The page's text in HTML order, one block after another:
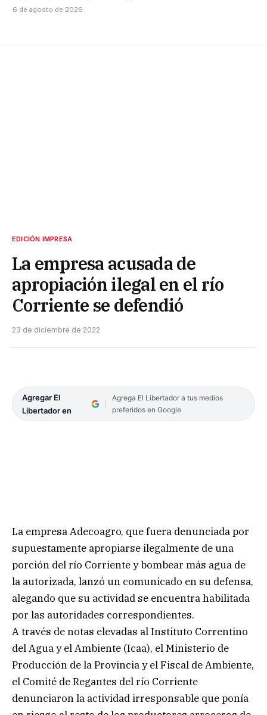
6 de agosto de 2026
EDICIÓN IMPRESA
La empresa acusada de
apropiación ilegal en el río
Corriente se defendió
23 de diciembre de 2022
Agregar El
Libertador en
Agrega El Libertador a tus medios
preferidos en Google
La empresa Adecoagro, que fuera denunciada por
supuestamente apropiarse ilegalmente de una
porción del río Corriente y bombear más agua de
la autorizada, lanzó un comunicado en su defensa,
alegando que su actividad se encuentra habilitada
por las autoridades correspondientes.
A través de notas elevadas al Instituto Correntino
del Agua y el Ambiente (Icaa), el Ministerio de
Producción de la Provincia y el Fiscal de Ambiente,
el Comité de Regantes del río Corriente
denunciaron la actividad irresponsable que ponía